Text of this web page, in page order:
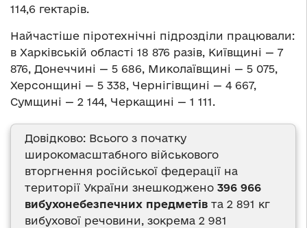
114,6 гектарів.
Найчастіше піротехнічні підрозділи працювали:
в Харківській області 18 876 разів, Київщині — 7
876, Донеччині — 5 686, Миколаївщині — 5 075,
Херсонщині — 5 338, Чернігівщині — 4 667,
Сумщині — 2 144, Черкащині — 1 111.
Довідково: Всього з початку
широкомасштабного військового
вторгнення російської федерації на
території України знешкоджено 396 966
вибухонебезпечних предметів та 2 891 кг
вибухової речовини, зокрема 2 981